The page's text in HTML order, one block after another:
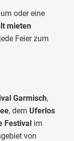
oder eine
mieten
Feier zum
Garmisch,
, dem Uferlos
Festival im
von